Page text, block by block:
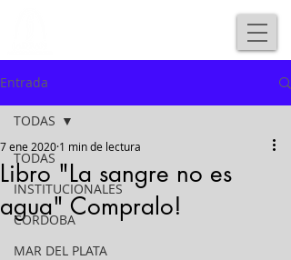
Entrada
TODAS
INSTITUCIONALES
CORDOBA
MAR DEL PLATA
TODAS
Libro "La sangre no es
agua" Compralo!
7 ene 2020 1 min de lectura